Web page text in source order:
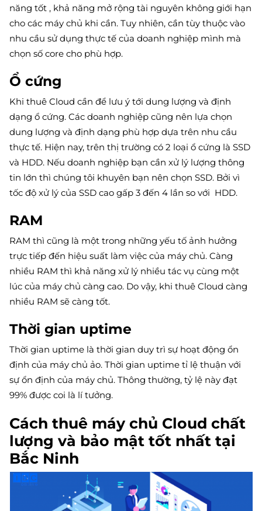
năng tốt , khả năng mở rộng tài nguyên không giới hạn
cho các máy chủ khi cần. Tuy nhiên, cần tùy thuộc vào
nhu cầu sử dụng thực tế của doanh nghiệp mình mà
chọn số core cho phù hợp.
Ổ cứng
Khi thuê Cloud cần để lưu ý tới dung lượng và định
dạng ổ cứng. Các doanh nghiệp cũng nên lựa chọn
dung lượng và định dạng phù hợp dựa trên nhu cầu
thực tế. Hiện nay, trên thị trường có 2 loại ổ cứng là SSD
và HDD. Nếu doanh nghiệp bạn cần xử lý lượng thông
tin lớn thì chúng tôi khuyên bạn nên chọn SSD. Bởi vì
tốc độ xử lý của SSD cao gấp 3 đến 4 lần so với HDD.
RAM
RAM thì cũng là một trong những yếu tố ảnh hưởng
trực tiếp đến hiệu suất làm việc của máy chủ. Càng
nhiều RAM thì khả năng xử lý nhiều tác vụ cùng một
lúc của máy chủ càng cao. Do vậy, khi thuê Cloud càng
nhiều RAM sẽ càng tốt.
Thời gian uptime
Thời gian uptime là thời gian duy trì sự hoạt động ổn
định của máy chủ ảo. Thời gian uptime tỉ lệ thuận với
sự ổn định của máy chủ. Thông thường, tỷ lệ này đạt
99% được coi là lí tưởng.
Cách thuê máy chủ Cloud chất
lượng và bảo mật tốt nhất tại
Bắc Ninh